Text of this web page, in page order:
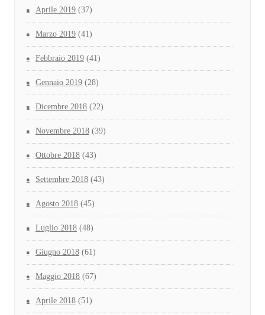
Aprile 2019 (37)
Marzo 2019 (41)
Febbraio 2019 (41)
Gennaio 2019 (28)
Dicembre 2018 (22)
Novembre 2018 (39)
Ottobre 2018 (43)
Settembre 2018 (43)
Agosto 2018 (45)
Luglio 2018 (48)
Giugno 2018 (61)
Maggio 2018 (67)
Aprile 2018 (51)